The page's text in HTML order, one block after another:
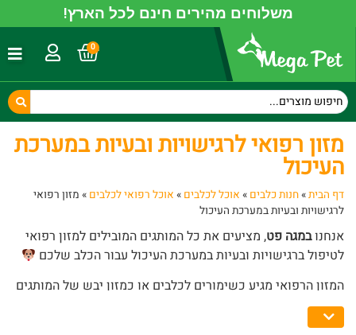
משלוחים מהירים חינם לכל הארץ!
0
מזון רפואי לרגישויות ובעיות במערכת
העיכול
דף הבית»חנות כלבים » אוכל לכלבים » אוכל רפואי לכלבים » מזון רפואי
לרגישויות ובעיות במערכת העיכול
אנחנובמגה פט, מציעים את כל המותגים המובילים למזון רפואי
לטיפול ברגישויות ובעיות במערכת העיכול עבור הכלב שלכם
המזון הרפואי מגיע כשימורים לכלבים או כמזון יבש של המותגים
המובילים:
רויאל קנין